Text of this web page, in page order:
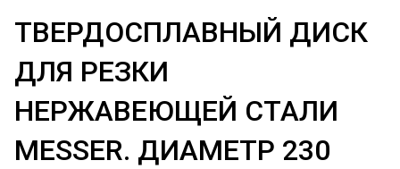
ТВЕРДОСПЛАВНЫЙ ДИСК
ДЛЯ РЕЗКИ
НЕРЖАВЕЮЩЕЙ СТАЛИ
MESSER. ДИАМЕТР 230